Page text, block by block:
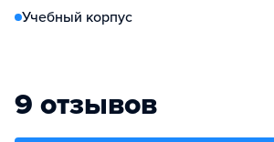
Учебный корпус
9 отзывов